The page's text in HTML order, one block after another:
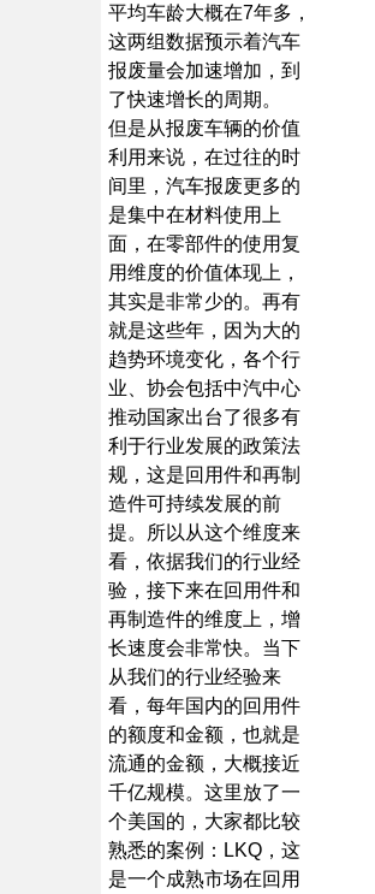
平均车龄大概在7年多，
这两组数据预示着汽车
报废量会加速增加，到
了快速增长的周期。
但是从报废车辆的价值
利用来说，在过往的时
间里，汽车报废更多的
是集中在材料使用上
面，在零部件的使用复
用维度的价值体现上，
其实是非常少的。再有
就是这些年，因为大的
趋势环境变化，各个行
业、协会包括中汽中心
推动国家出台了很多有
利于行业发展的政策法
规，这是回用件和再制
造件可持续发展的前
提。所以从这个维度来
看，依据我们的行业经
验，接下来在回用件和
再制造件的维度上，增
长速度会非常快。当下
从我们的行业经验来
看，每年国内的回用件
的额度和金额，也就是
流通的金额，大概接近
千亿规模。这里放了一
个美国的，大家都比较
熟悉的案例：LKQ，这
是一个成熟市场在回用